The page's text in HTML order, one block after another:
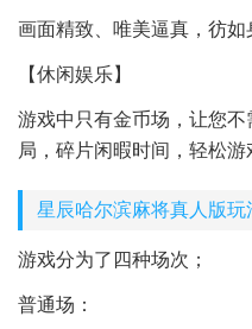
画面精致、唯美逼真，彷如
【休闲娱乐】
游戏中只有金币场，让您
局，碎片闲暇时间，轻松游
星辰哈尔滨麻将真人版玩
游戏分为了四种场次；
普通场：